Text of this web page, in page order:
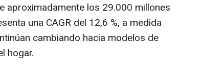
aproximadamente los 29.000 millones
una CAGR del 12,6 %, a medida
cambiando hacia modelos de
hogar.